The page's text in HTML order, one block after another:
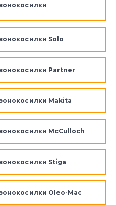
Solo
Partner
Makita
McCulloch
Stiga
Oleo-Mac